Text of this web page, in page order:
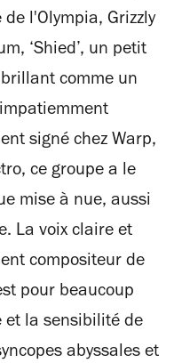
l'Olympia, Grizzly
‘Shied’, un petit
brillant comme un
signé chez Warp,
ce groupe a le
mise à nue, aussi
La voix claire et
compositeur de
pour beaucoup
et la sensibilité de
abyssales et